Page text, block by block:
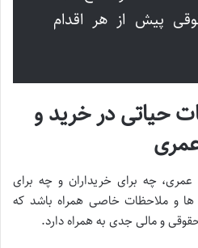
پیش از هر اقدام
حیاتی در خرید و
چه برای خریداران و چه برای
ها و ملاحظات خاصی همراه باشد که
و مالی جدی به همراه دارد.